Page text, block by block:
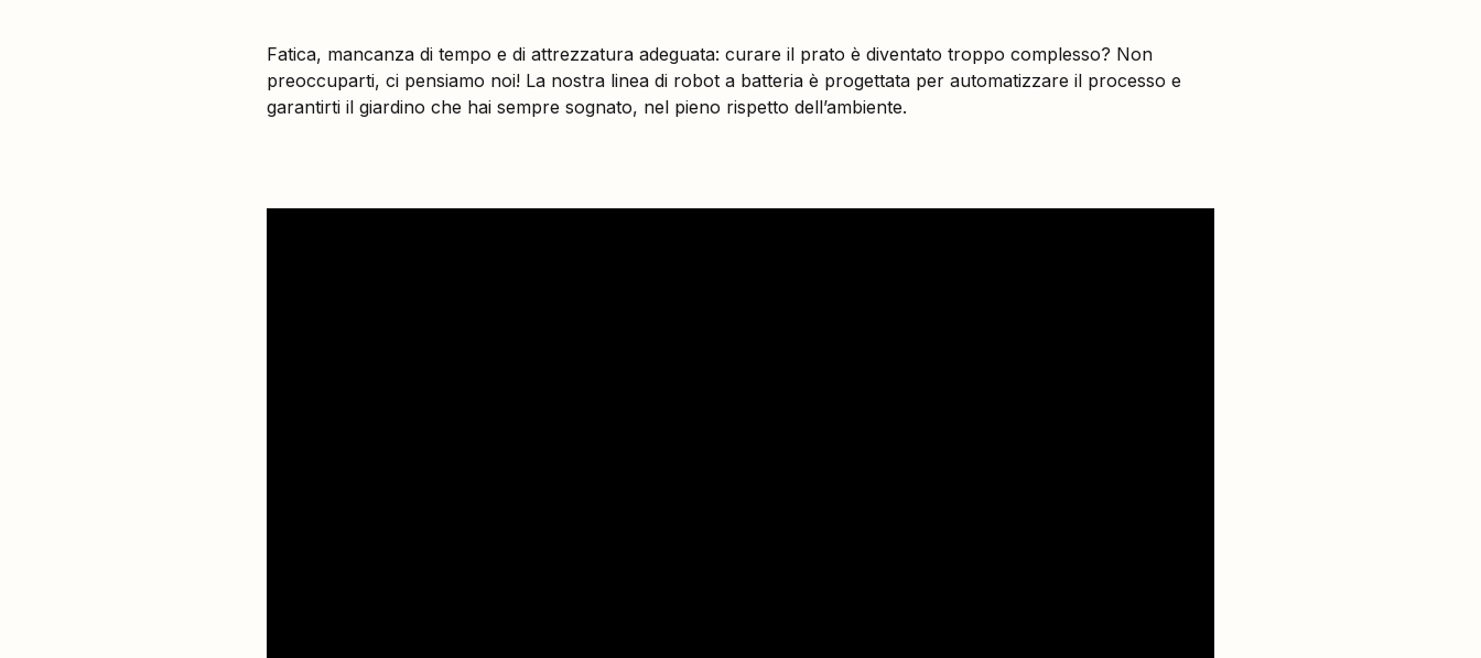
Fatica, mancanza di tempo e di attrezzatura adeguata: curare il prato è diventato troppo complesso? Non
preoccuparti, ci pensiamo noi! La nostra linea di robot a batteria è progettata per automatizzare il processo e
garantirti il giardino che hai sempre sognato, nel pieno rispetto dell’ambiente.